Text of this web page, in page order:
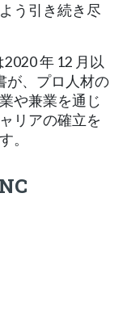
う引き続き尽
年 12 月以
が、プロ人材の
や兼業を通じ
リアの確立を
。